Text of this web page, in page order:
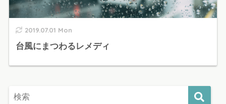
2019.07.01 Mon
台風にまつわるレメディ